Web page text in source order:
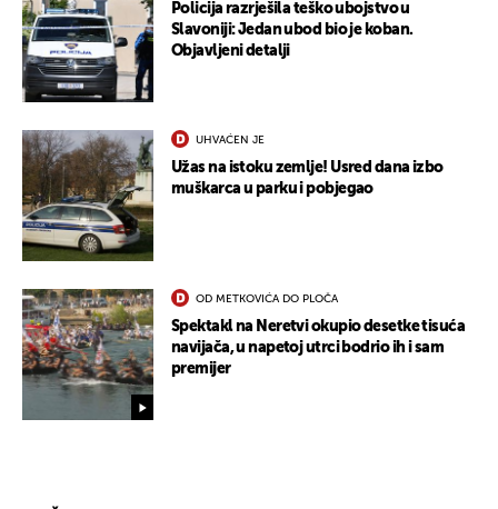
Policija razrješila teško ubojstvo u
Slavoniji: Jedan ubod bio je koban.
Objavljeni detalji
UHVAĆEN JE
Užas na istoku zemlje! Usred dana izbo
muškarca u parku i pobjegao
OD METKOVIĆA DO PLOČA
Spektakl na Neretvi okupio desetke tisuća
navijača, u napetoj utrci bodrio ih i sam
premijer